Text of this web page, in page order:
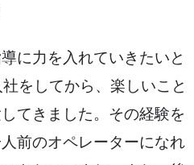
に力を入れていきたいと
をしてから、楽しいこと
てきました。その経験を
前のオペレーターになれ